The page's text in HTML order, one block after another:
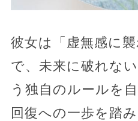
彼女は「虚無感に
で、未来に破れな
う独自のルールを
回復への一歩を踏